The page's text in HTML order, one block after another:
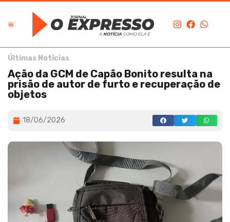
Últimas Notícias
Ação da GCM de Capão Bonito resulta na
prisão de autor de furto e recuperação de
objetos
18/06/2026